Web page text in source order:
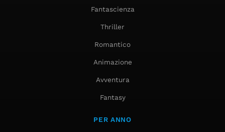
Fantascienza
Thriller
Romantico
Animazione
Avventura
Fantasy
PER ANNO